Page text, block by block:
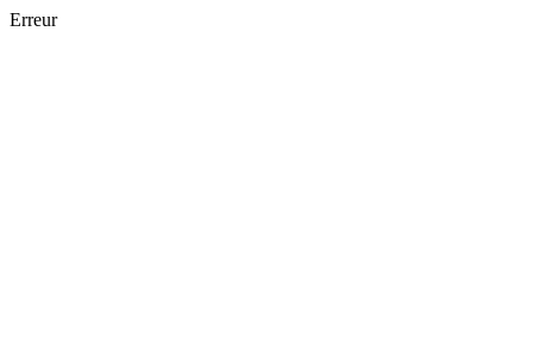
Erreur